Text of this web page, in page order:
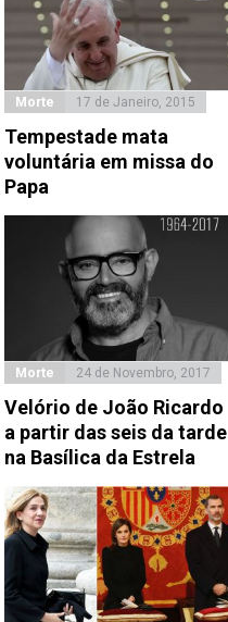
Morte 17 de Janeiro, 2015
Tempestade mata
voluntária em missa do
Papa
Morte 24 de Novembro, 2017
Velório de João Ricardo
a partir das seis da tarde
na Basílica da Estrela